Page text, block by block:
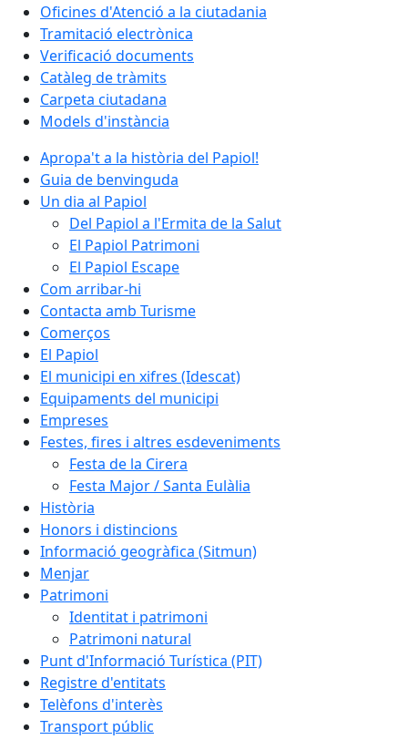
Oficines d'Atenció a la ciutadania
Tramitació electrònica
Verificació documents
Catàleg de tràmits
Carpeta ciutadana
Models d'instància
Apropa't a la història del Papiol!
Guia de benvinguda
Un dia al Papiol
Del Papiol a l'Ermita de la Salut
El Papiol Patrimoni
El Papiol Escape
Com arribar-hi
Contacta amb Turisme
Comerços
El Papiol
El municipi en xifres (Idescat)
Equipaments del municipi
Empreses
Festes, fires i altres esdeveniments
Festa de la Cirera
Festa Major / Santa Eulàlia
Història
Honors i distincions
Informació geogràfica (Sitmun)
Menjar
Patrimoni
Identitat i patrimoni
Patrimoni natural
Punt d'Informació Turística (PIT)
Registre d'entitats
Telèfons d'interès
Transport públic